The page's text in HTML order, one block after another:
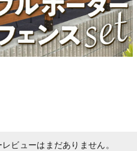
ビューはまだありません。